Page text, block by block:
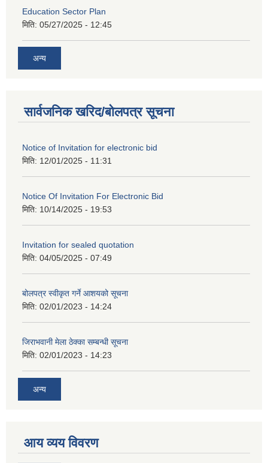
Education Sector Plan
मिति: 05/27/2025 - 12:45
अन्य
सार्वजनिक खरिद/बोलपत्र सूचना
Notice of Invitation for electronic bid
मिति: 12/01/2025 - 11:31
Notice Of Invitation For Electronic Bid
मिति: 10/14/2025 - 19:53
Invitation for sealed quotation
मिति: 04/05/2025 - 07:49
बोलपत्र स्वीकृत गर्ने आशयको सूचना
मिति: 02/01/2023 - 14:24
जिराभवानी मेला ठेक्का सम्बन्धी सूचना
मिति: 02/01/2023 - 14:23
अन्य
आय व्यय विवरण